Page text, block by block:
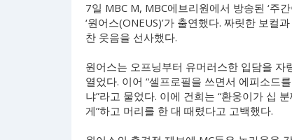
7일 MBC M, MBC에브리원에서 방송된 ‘주
‘원어스(ONEUS)’가 출연했다. 짜릿한 보
찬 웃음을 선사했다.
원어스는 오프닝부터 유머러스한 입담을 자
열었다. 이어 “셀프로필을 쓰면서 에피소드
냐”라고 물었다. 이에 건희는 “환웅이가 십
게”하고 머리를 한 대 때렸다고 고백했다.